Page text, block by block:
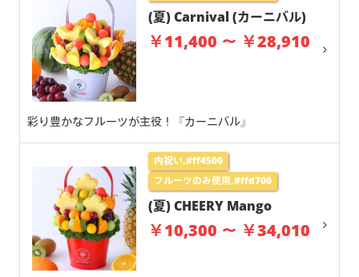
(夏) Carnival (カーニバル)
￥11,400 ～ ￥28,910
彩り豊かなフルーツが主役！『カーニバル』
内祝い,#ff4500
フルーツのみ使用,#ffd700
(夏) CHEERY Mango
￥10,300 ～ ￥34,010